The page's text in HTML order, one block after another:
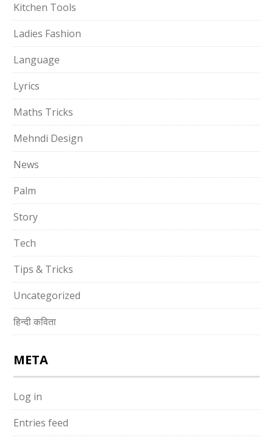
Kitchen Tools
Ladies Fashion
Language
Lyrics
Maths Tricks
Mehndi Design
News
Palm
Story
Tech
Tips & Tricks
Uncategorized
हिन्दी कविता
META
Log in
Entries feed